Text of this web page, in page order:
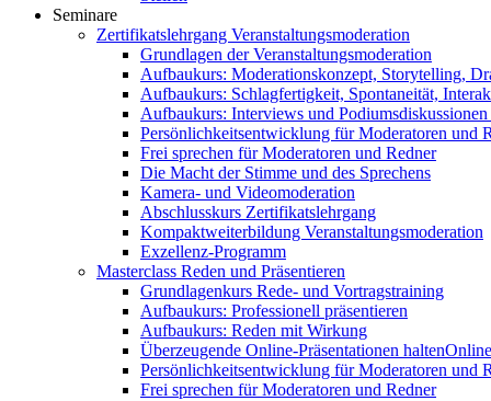
Seminare
Zertifikatslehrgang Veranstaltungsmoderation
Grundlagen der Veranstaltungsmoderation
Aufbaukurs: Moderationskonzept, Storytelling,
Aufbaukurs: Schlagfertigkeit, Spontaneität,
Aufbaukurs: Interviews und
Persönlichkeitsentwicklung für Moderatoren und
Frei sprechen für Moderatoren und Redner
Die Macht der Stimme und des Sprechens
Kamera- und Videomoderation
Abschlusskurs Zertifikatslehrgang
Kompaktweiterbildung Veranstaltungsmoderation
Exzellenz-Programm
Masterclass Reden und Präsentieren
Grundlagenkurs Rede- und Vortragstraining
Aufbaukurs: Professionell präsentieren
Aufbaukurs: Reden mit Wirkung
Überzeugende Online-Präsentationen halten
Persönlichkeitsentwicklung für Moderatoren und
Frei sprechen für Moderatoren und Redner